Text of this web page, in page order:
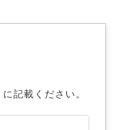
記載ください。